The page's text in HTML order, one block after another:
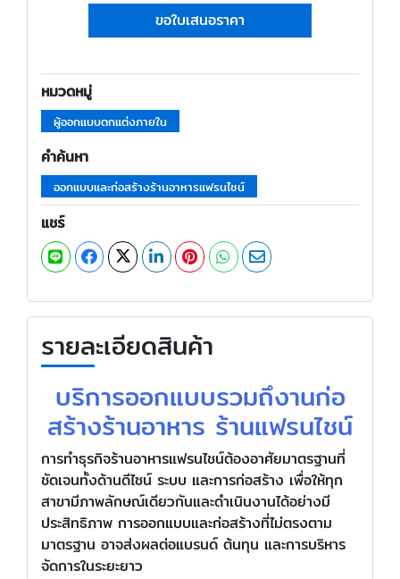
ขอใบเสนอราคา
หมวดหมู่
ผู้ออกแบบตกแต่งภายใน
คำค้นหา
ออกแบบและก่อสร้างร้านอาหารแฟรนไชน์
แชร์
รายละเอียดสินค้า
บริการออกแบบรวมถึงานก่อ
สร้างร้านอาหาร ร้านแฟรนไชน์
การทำธุรกิจร้านอาหารแฟรนไชน์ต้องอาศัยมาตรฐานที่
ชัดเจนทั้งด้านดีไซน์ ระบบ และการก่อสร้าง เพื่อให้ทุก
สาขามีภาพลักษณ์เดียวกันและดำเนินงานได้อย่างมี
ประสิทธิภาพ การออกแบบและก่อสร้างที่ไม่ตรงตาม
มาตรฐาน อาจส่งผลต่อแบรนด์ ต้นทุน และการบริหาร
จัดการในระยะยาว